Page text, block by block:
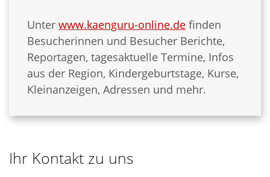
Unter www.kaenguru-online.de finden
Besucherinnen und Besucher Berichte,
Reportagen, tagesaktuelle Termine, Infos
aus der Region, Kindergeburtstage, Kurse,
Kleinanzeigen, Adressen und mehr.
Ihr Kontakt zu uns